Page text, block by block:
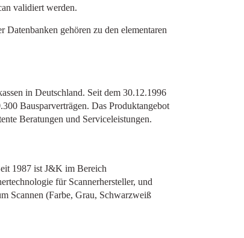
validiert werden.
gehören zu den elementaren
in Deutschland. Seit dem 30.12.1996
Bausparverträgen. Das Produktangebot
Beratungen und Serviceleistungen.
1987 ist J&K im Bereich
für Scannerhersteller, und
Scannen (Farbe, Grau, Schwarzweiß